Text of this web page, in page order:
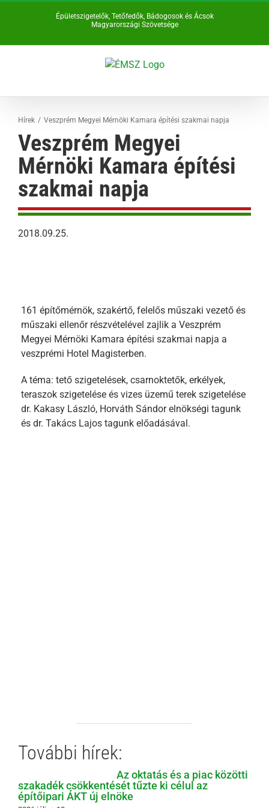
Épületszigetelők, Tetőfedők, Bádogosok és Ácsok
Magyarországi Szövetsége
Hírek Veszprém Megyei Mérnöki Kamara építési szakmai napja
Veszprém Megyei
Mérnöki Kamara építési
szakmai napja
2018.09.25.
161 építőmérnök, szakértő, felelős műszaki vezető és
műszaki ellenőr részvételével zajlik a Veszprém
Megyei Mérnöki Kamara építési szakmai napja a
veszprémi Hotel Magisterben.
A téma: tető szigetelések, csarnoktetők, erkélyek,
teraszok szigetelése és vizes üzemű terek szigetelése
dr. Kakasy László, Horváth Sándor elnökségi tagunk
és dr. Takács Lajos tagunk előadásával.
További hírek:
Az oktatás és a piac közötti
szakadék csökkentését tűzte ki célul az
építőipari ÁKT új elnöke